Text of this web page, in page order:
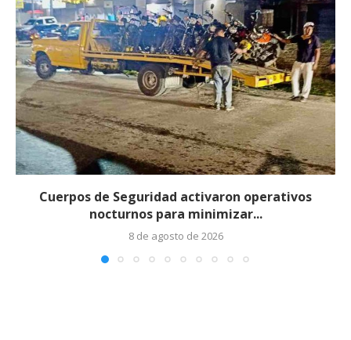
Cuerpos de Seguridad activaron operativos
nocturnos para minimizar...
8 de agosto de 2026